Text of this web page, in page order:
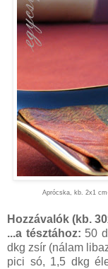
Aprócska, kb. 2x1
Hozzávalók (kb.
...a tésztához: 50
dkg zsír (nálam
pici só, 1,5 dkg